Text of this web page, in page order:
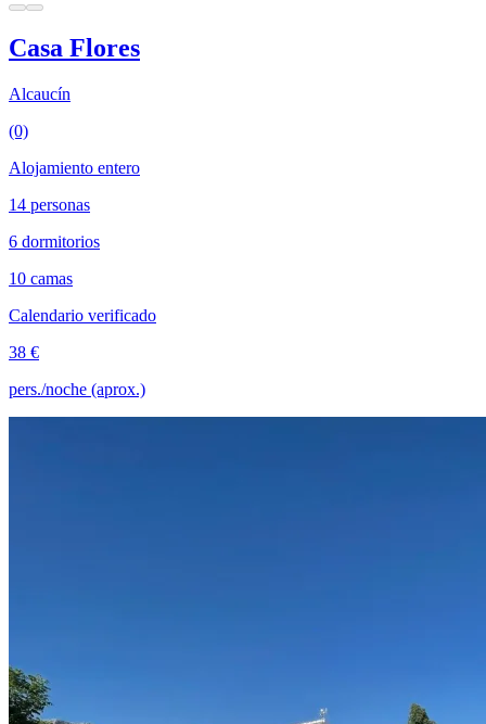
Casa Flores
Alcaucín
(0)
Alojamiento entero
14 personas
6 dormitorios
10 camas
Calendario verificado
38 €
pers./noche (aprox.)